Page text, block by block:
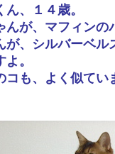
、１４歳。
んが、マフィン
が、シルバーベ
。
コも、よく似てい